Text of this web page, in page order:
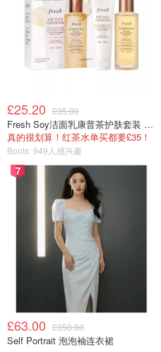
£25.20 £35.00
Fresh Soy洁面乳康普茶护肤套装 100ml
真的很划算！红茶水单买都要£35！
Boots 949人感兴趣
7
£63.00 £350.00
Self Portrait 泡泡袖连衣裙